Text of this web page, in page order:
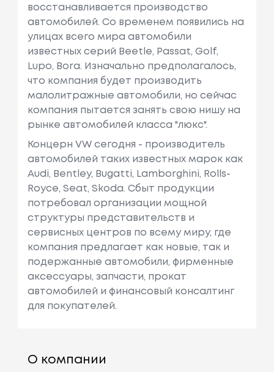
восстанавливается производство
автомобилей. Cо временем появились на
улицах всего мира автомобили
известных серий Beetle, Passat, Golf,
Lupo, Bora. Изначально предполагалось,
что компания будет производить
малолитражные автомобили, но сейчас
компания пытается занять свою нишу на
рынке автомобилей класса "люкс".
Концерн VW сегодня - производитель
автомобилей таких известных марок как
Audi, Bentley, Bugatti, Lamborghini, Rolls-
Royce, Seat, Skoda. Сбыт продукции
потребовал организации мощной
структуры представительств и
сервисных центров по всему миру, где
компания предлагает как новые, так и
подержанные автомобили, фирменные
аксессуары, запчасти, прокат
автомобилей и финансовый консалтинг
для покупателей.
О компании